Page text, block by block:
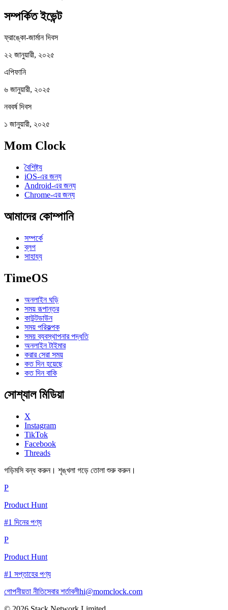
সম্পর্কিত ইভেন্ট
ফ্রাঙ্কো-জার্মান দিবস
২২ জানুয়ারী, ২০২৫
এপিফানি
৬ জানুয়ারী, ২০২৫
নববর্ষ দিবস
১ জানুয়ারী, ২০২৫
Mom Clock
বৈশিষ্ট্য
iOS-এর জন্য
Android-এর জন্য
Chrome-এর জন্য
আমাদের কোম্পানি
সম্পর্কে
ব্লগ
সাহায্য
TimeOS
অনলাইন ঘড়ি
সময় রূপান্তর
কাউন্টডাউন
সময় পরিকল্পক
সময় ব্যবস্থাপনার পদ্ধতি
অনলাইন টাইমার
করার সেরা সময়
কত দিন হয়েছে
কত দিন বাকি
সোশ্যাল মিডিয়া
X
Instagram
TikTok
Facebook
Threads
গড়িমসি বন্ধ করুন। শৃঙ্খলা গড়ে তোলা শুরু করুন।
P
Product Hunt
#1 দিনের পণ্য
P
Product Hunt
#1 সপ্তাহের পণ্য
গোপনীয়তা নীতিসেবার শর্তাবলীhi@momclock.com